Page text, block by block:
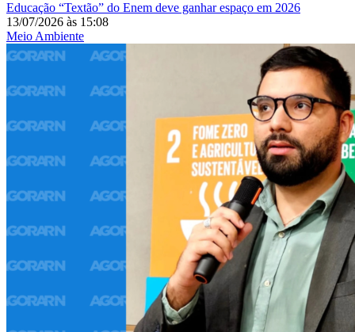
Educação “Textão” do Enem deve ganhar espaço em 2026
13/07/2026 às 15:08
Meio Ambiente